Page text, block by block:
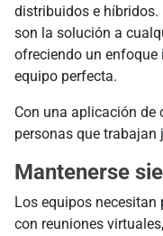
distribuidos e
son la solución a
ofreciendo un
equipo perfecta.
Con una aplicación de
personas que trabajan
Mantenerse
Los equipos necesitan
con reuniones